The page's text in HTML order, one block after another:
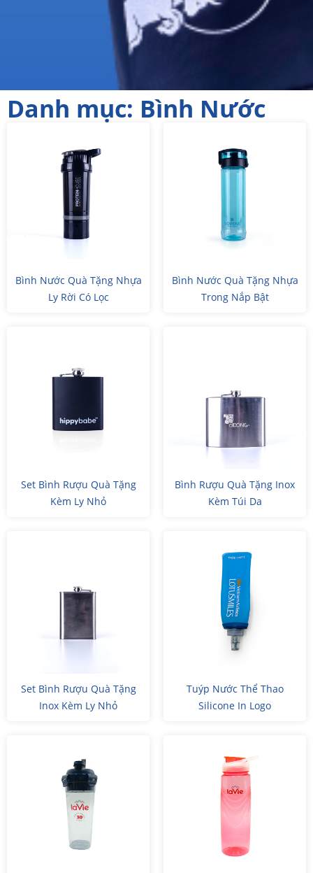
Danh mục: Bình Nước
Bình Nước Quà Tặng Nhựa
Ly Rời Có Lọc
Bình Nước Quà Tặng Nhựa
Trong Nắp Bật
Set Bình Rượu Quà Tặng
Kèm Ly Nhỏ
Bình Rượu Quà Tặng Inox
Kèm Túi Da
Set Bình Rượu Quà Tặng
Inox Kèm Ly Nhỏ
Tuýp Nước Thể Thao
Silicone In Logo